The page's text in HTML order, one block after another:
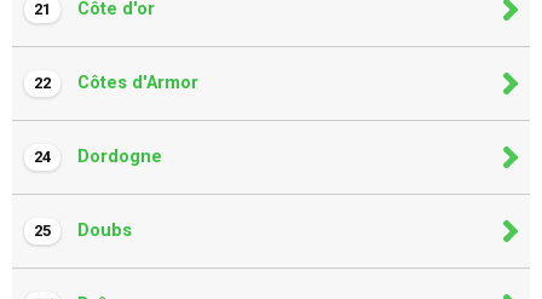
21 Côte d'or
22 Côtes d'Armor
24 Dordogne
25 Doubs